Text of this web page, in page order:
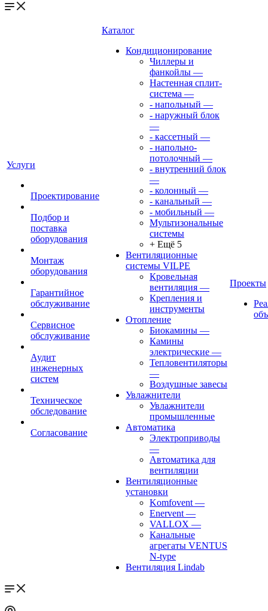
Услуги
Проектирование
Подбор и
поставка
оборудования
Монтаж
оборудования
Гарантийное
обслуживание
Сервисное
обслуживание
Аудит
инженерных
систем
Техническое
обследование
Согласование
Каталог
Кондиционирование
Чиллеры и
фанкойлы —
Настенная сплит-
система —
- напольный —
- наружный блок
—
- кассетный —
- напольно-
потолочный —
- внутренний блок
—
- колонный —
- канальный —
- мобильный —
Мультизональные
системы
+ Ещё 5
Вентиляционные
системы VILPE
Кровельная
вентиляция —
Крепления и
инструменты
Отопление
Биокамины —
Камины
электрические —
Тепловентиляторы
—
Воздушные завесы
Увлажнители
Увлажнители
промышленные
Автоматика
Электроприводы
—
Автоматика для
вентиляции
Вентиляционные
установки
Komfovent —
Enervent —
VALLOX —
Канальные
агрегаты VENTUS
N-type
Вентиляция Lindab
Проекты